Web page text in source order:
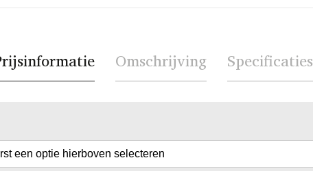
Omschrijving Specificaties
een optie hierboven selecteren